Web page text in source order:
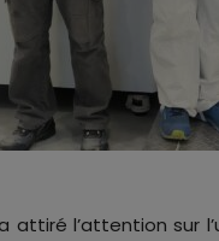
attiré l’attention sur